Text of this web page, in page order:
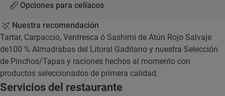
Opciones para celíacos
Nuestra recomendación
Tartar, Carpaccio, Ventresca ó Sashimi de Atún Rojo Salvaje
de100 % Almadrabas del Litoral Gaditano y nuestra Selección
de Pinchos/Tapas y raciones hechos al momento con
productos seleccionados de primera calidad.
Servicios del restaurante